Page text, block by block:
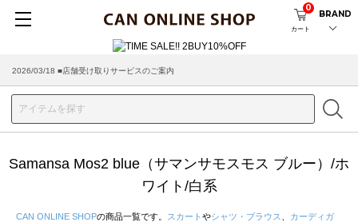
カート
0
BRAND
2026/03/18 ■店舗受け取りサービスのご案内
Samansa Mos2 blue（サマンサモスモス ブルー）/ホ
ワイト/白系
CAN ONLINE SHOPの商品一覧です。 スカート やシャツ・ブラウス
カーディガ